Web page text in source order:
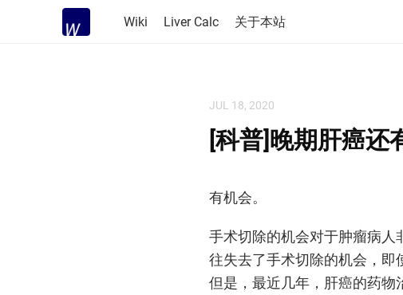
Wiki Liver Calc 关于本站
JUL 18, 2020
[科普]晚期肝癌还
有机会。
手术切除的机会对于肿瘤病
往失去了手术切除的机会，即
但是，最近几年，肝癌的药